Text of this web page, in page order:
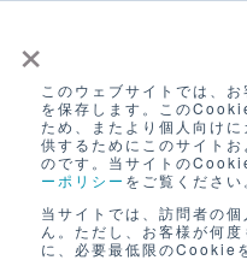
×
このウェブサイトでは、
を保存します。この
ため、またより個人向け
供するためにこのサイト
のです。当サイトの
ーポリシー をご覧ください
当サイトでは、訪問者の
ん。ただし、お客様が何
に、必要最低限のCookie